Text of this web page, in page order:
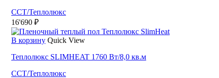
ССТ/Теплолюкс
16'690 ₽
В корзину Quick View
Теплолюкс SLIMHEAT 1760 Вт/8,0 кв.м
ССТ/Теплолюкс